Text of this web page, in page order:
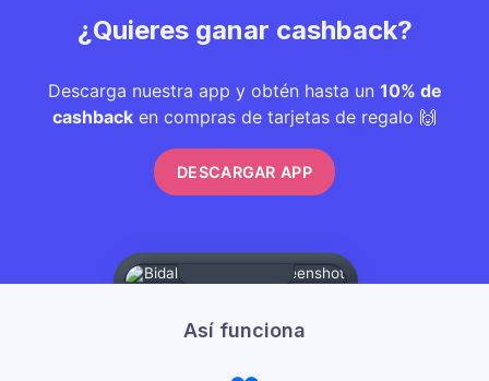
¿Quieres ganar cashback?
Descarga nuestra app y obtén hasta un 10% de
cashback en compras de tarjetas de regalo 🙌
DESCARGAR APP
Así funciona